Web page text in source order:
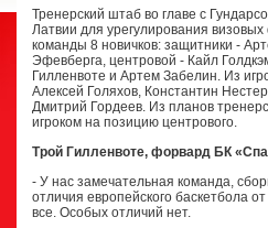
Тренерский штаб во главе с
Латвии для урегулирования
команды 8 новичков: защитники -
Эфевберга, центровой - Кайл
Гилленвоте и Артем Забелин. Из
Алексей Голяхов, Константин
Дмитрий Гордеев. Из планов
игроком на позицию центрового.
Трой Гилленвоте, форвард БК
- У нас замечательная команда,
отличия европейского баскетбола
все. Особых отличий нет.